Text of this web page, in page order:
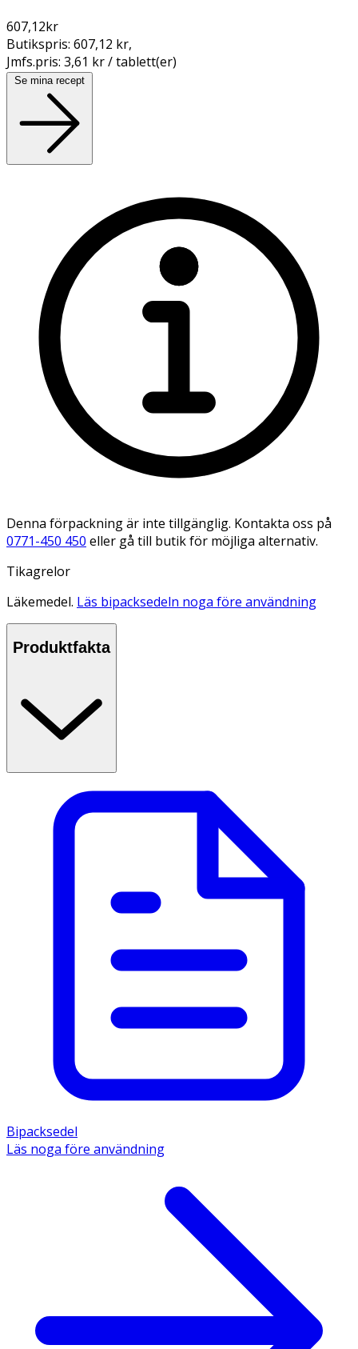
607,12kr
Butikspris: 607,12 kr,
Jmfs.pris: 3,61 kr / tablett(er)
Se mina recept
Denna förpackning är inte tillgänglig. Kontakta oss på
0771-450 450 eller gå till butik för möjliga alternativ.
Tikagrelor
Läkemedel. Läs bipacksedeln noga före användning
Produktfakta
Bipacksedel
Läs noga före användning